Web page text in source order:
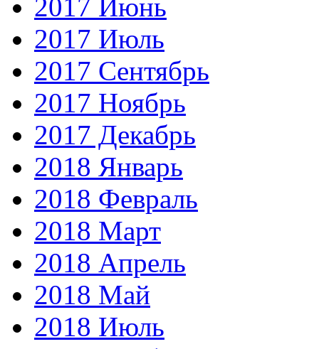
2017 Июнь
2017 Июль
2017 Сентябрь
2017 Ноябрь
2017 Декабрь
2018 Январь
2018 Февраль
2018 Март
2018 Апрель
2018 Май
2018 Июль